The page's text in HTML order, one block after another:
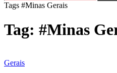
Tags #Minas Gerais
Tag: #Minas
Gerais